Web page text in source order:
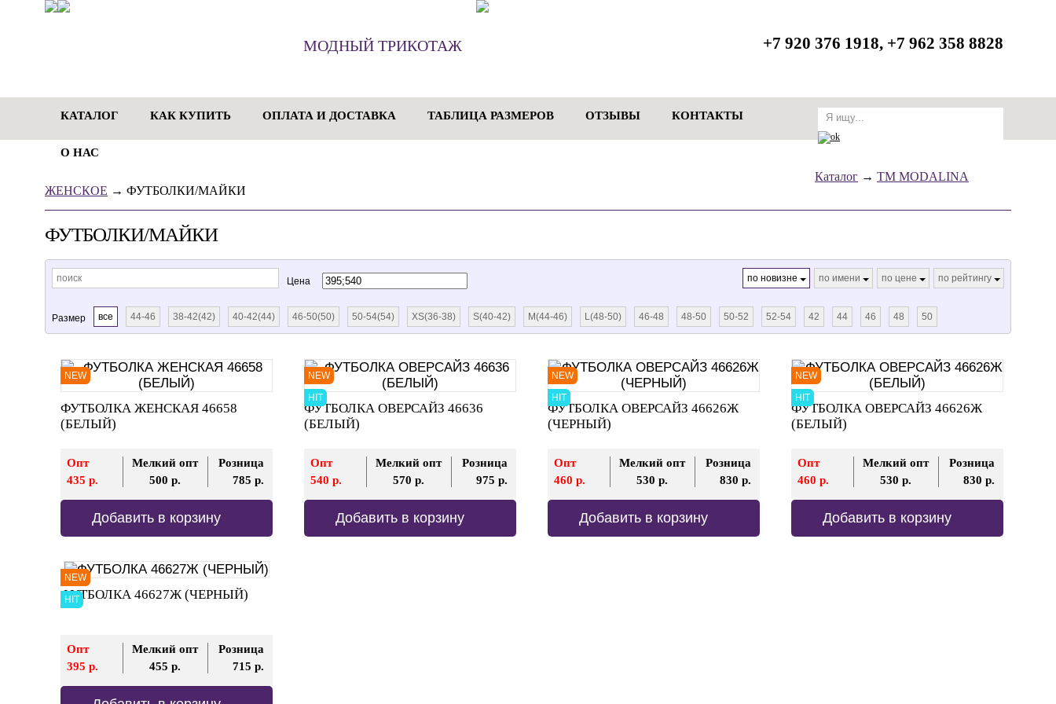
МОДНЫЙ ТРИКОТАЖ +7 920 376 1918, +7 962 358 8828
КАТАЛОГ КАК КУПИТЬ ОПЛАТА И ДОСТАВКА ТАБЛИЦА РАЗМЕРОВ ОТЗЫВЫ КОНТАКТЫ
О НАС
Каталог → ТМ MODALINA
ЖЕНСКОЕ → ФУТБОЛКИ/МАЙКИ
ФУТБОЛКИ/МАЙКИ
по новизне по имени по цене по рейтингу
Цена
Размер все 44-46 38-42(42) 40-42(44) 46-50(50) 50-54(54) XS(36-38) S(40-42) M(44-46) L(48-50) 46-48 48-50 50-52 52-54 42 44 46 48 50
NEW
ФУТБОЛКА ЖЕНСКАЯ 46658
(БЕЛЫЙ)
Опт
435 р.
Мелкий опт
500 р.
Розница
785 р.
Добавить в корзину
NEW
HIT
ФУТБОЛКА ОВЕРСАЙЗ 46636
(БЕЛЫЙ)
Опт
540 р.
Мелкий опт
570 р.
Розница
975 р.
Добавить в корзину
NEW
HIT
ФУТБОЛКА ОВЕРСАЙЗ 46626Ж
(ЧЕРНЫЙ)
Опт
460 р.
Мелкий опт
530 р.
Розница
830 р.
Добавить в корзину
NEW
HIT
ФУТБОЛКА ОВЕРСАЙЗ 46626Ж
(БЕЛЫЙ)
Опт
460 р.
Мелкий опт
530 р.
Розница
830 р.
Добавить в корзину
NEW
HIT
ФУТБОЛКА 46627Ж (ЧЕРНЫЙ)
Опт
395 р.
Мелкий опт
455 р.
Розница
715 р.